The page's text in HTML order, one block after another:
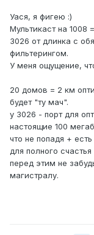
Уася, я фигею :)
Мультикаст на 1008
3026 от длинка с
фильтерингом.
У меня ощущение,
20 домов = 2 км
будет "ту мач".
у 3026 - порт для
настоящие 100
что не попадя +
для полного
перед этим не
магистралу.